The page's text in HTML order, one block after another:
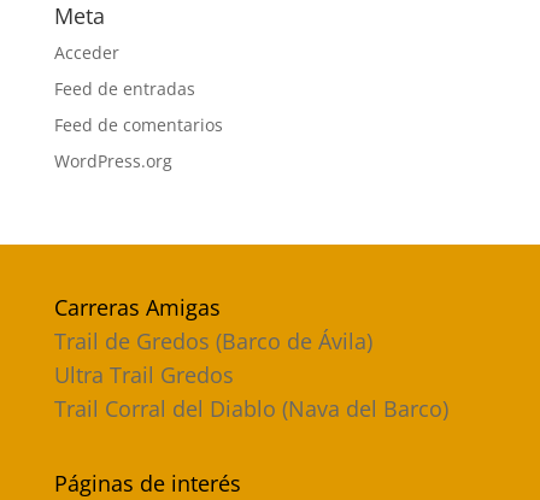
Meta
Acceder
Feed de entradas
Feed de comentarios
WordPress.org
Carreras Amigas
Trail de Gredos (Barco de Ávila)
Ultra Trail Gredos
Trail Corral del Diablo (Nava del Barco)
Páginas de interés